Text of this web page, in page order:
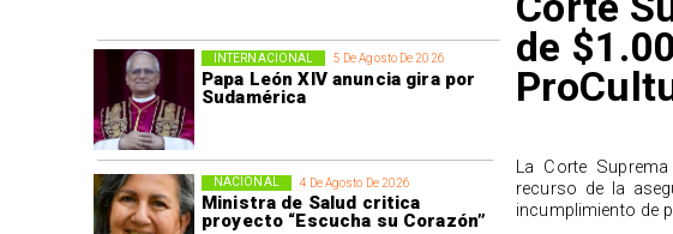
5 De Agosto De 2026
Papa León XIV anuncia gira por
Sudamérica
INTERNACIONAL
4 De Agosto De 2026
Ministra de Salud critica
proyecto “Escucha su Corazón”
NACIONAL
de
La Corte
recurso de la
incumplimiento de